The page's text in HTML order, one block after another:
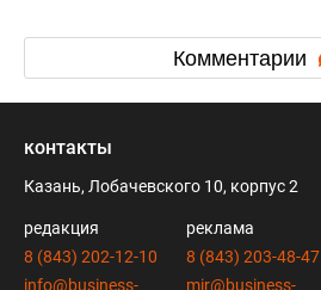
Комментарии
контакты
Казань, Лобачевского 10, корпус 2
редакция
8 (843) 202-12-10
info@business-
реклама
8 (843) 203-48-47
mir@business-